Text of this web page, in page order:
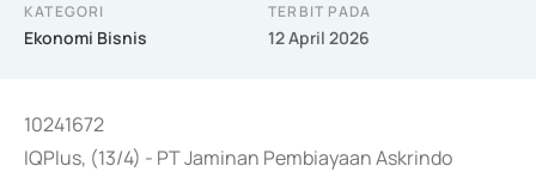
KATEGORI
Ekonomi Bisnis
TERBIT PADA
12 April 2026
10241672
IQPlus, (13/4) - PT Jaminan Pembiayaan Askrindo